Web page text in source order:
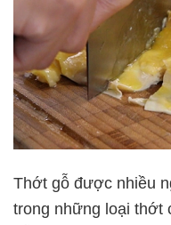
Thớt gỗ được nhiều
trong những loại thớt